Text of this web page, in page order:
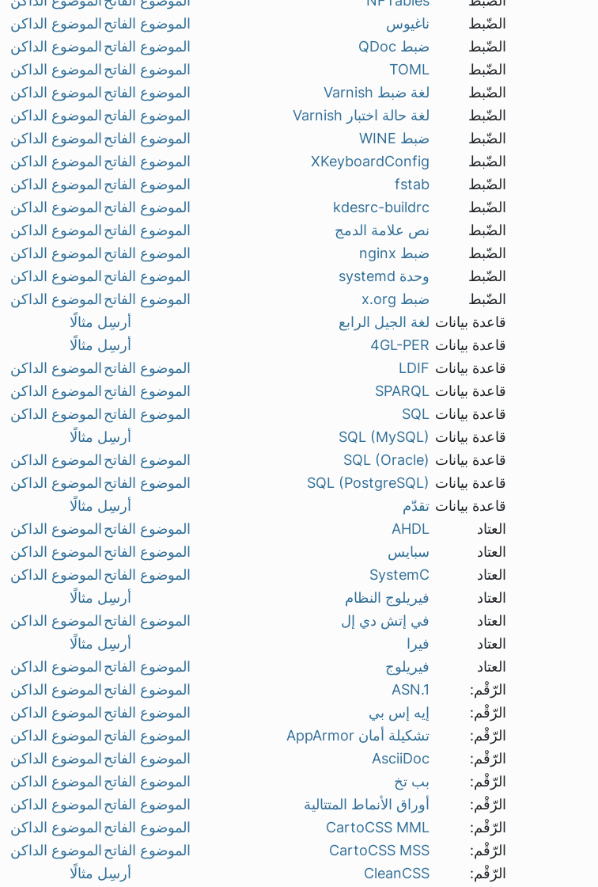
الضّبط
ناغيوس الموضوع الفاتح الموضوع الداكن
الضّبط
ضبط QDoc الموضوع الفاتح الموضوع الداكن
الضّبط
TOML الموضوع الفاتح الموضوع الداكن
الضّبط
لغة ضبط Varnish الموضوع الفاتح الموضوع الداكن
الضّبط
لغة حالة اختبار Varnish الموضوع الفاتح الموضوع الداكن
الضّبط
ضبط WINE الموضوع الفاتح الموضوع الداكن
الضّبط
XKeyboardConfig الموضوع الفاتح الموضوع الداكن
الضّبط
fstab الموضوع الفاتح الموضوع الداكن
الضّبط
kdesrc-buildrc الموضوع الفاتح الموضوع الداكن
الضّبط
نص علامة الدمج الموضوع الفاتح الموضوع الداكن
الضّبط
ضبط nginx الموضوع الفاتح الموضوع الداكن
الضّبط
وحدة systemd الموضوع الفاتح الموضوع الداكن
الضّبط
ضبط x.org الموضوع الفاتح الموضوع الداكن
قاعدة بيانات لغة الجيل الرابع
أرسِل مثالًا
قاعدة بيانات 4GL-PER
أرسِل مثالًا
قاعدة بيانات LDIF الموضوع الفاتح الموضوع الداكن
قاعدة بيانات SPARQL الموضوع الفاتح الموضوع الداكن
قاعدة بيانات SQL الموضوع الفاتح الموضوع الداكن
قاعدة بيانات SQL (MySQL)
أرسِل مثالًا
قاعدة بيانات SQL (Oracle) الموضوع الفاتح الموضوع الداكن
قاعدة بيانات SQL (PostgreSQL) الموضوع الفاتح الموضوع الداكن
قاعدة بيانات تقدّم
أرسِل مثالًا
العتاد
AHDL الموضوع الفاتح الموضوع الداكن
العتاد
سبايس الموضوع الفاتح الموضوع الداكن
العتاد
SystemC الموضوع الفاتح الموضوع الداكن
العتاد
فيريلوج النظام
أرسِل مثالًا
العتاد
في إتش دي إل الموضوع الفاتح الموضوع الداكن
العتاد
فيرا
أرسِل مثالًا
العتاد
فيريلوج الموضوع الفاتح الموضوع الداكن
الرّقْم:
ASN.1 الموضوع الفاتح الموضوع الداكن
الرّقْم:
إيه إس بي الموضوع الفاتح الموضوع الداكن
الرّقْم:
تشكيلة أمان AppArmor الموضوع الفاتح الموضوع الداكن
الرّقْم:
AsciiDoc الموضوع الفاتح الموضوع الداكن
الرّقْم:
بب تخ الموضوع الفاتح الموضوع الداكن
الرّقْم:
أوراق الأنماط المتتالية الموضوع الفاتح الموضوع الداكن
الرّقْم:
CartoCSS MML الموضوع الفاتح الموضوع الداكن
الرّقْم:
CartoCSS MSS الموضوع الفاتح الموضوع الداكن
الرّقْم:
CleanCSS
أرسِل مثالًا